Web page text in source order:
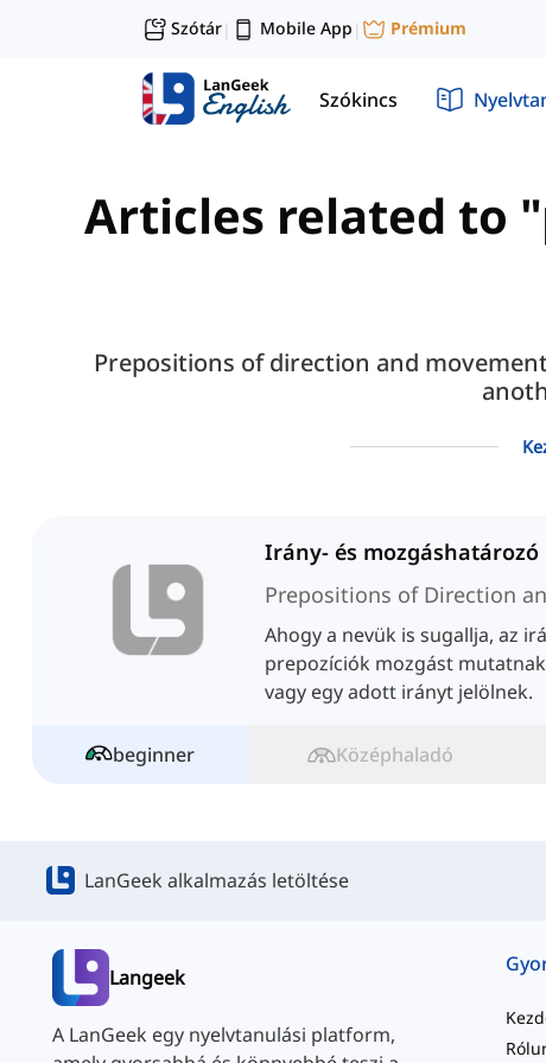
Szótár| Mobile App | Prémium
Szókincs
Articles related to
Prepositions of direction and
Prepositions of Direction
Ahogy a nevük is sugallja, az
prepozíciók mozgást
vagy egy adott irányt jelölnek.
beginner Középhaladó
LanGeek alkalmazás letöltése
Langeek
A LanGeek egy nyelvtanulási platform,